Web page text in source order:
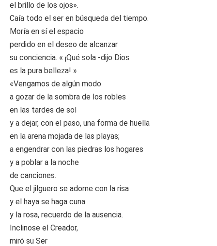
el brillo de los ojos».
Caía todo el ser en búsqueda del tiempo.
Moría en sí el espacio
perdido en el deseo de alcanzar
su conciencia. « ¡Qué sola -dijo Dios
es la pura belleza! »
«Vengamos de algún modo
a gozar de la sombra de los robles
en las tardes de sol
y a dejar, con el paso, una forma de huella
en la arena mojada de las playas;
a engendrar con las piedras los hogares
y a poblar a la noche
de canciones.
Que el jilguero se adorne con la risa
y el haya se haga cuna
y la rosa, recuerdo de la ausencia.
Inclinose el Creador,
miró su Ser